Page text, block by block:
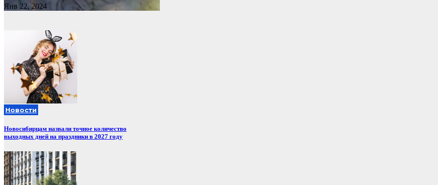
Янв 22, 2024
Новости
Новосибирцам назвали точное количество
выходных дней на праздники в 2027 году